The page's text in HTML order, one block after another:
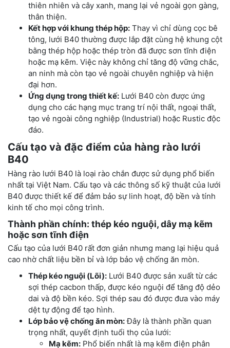
thiên nhiên và cây xanh, mang lại vẻ ngoài gọn gàng,
thân thiện.
Kết hợp với khung thép hộp: Thay vì chỉ dùng cọc bê
tông, lưới B40 thường được lắp đặt cùng hệ khung cột
bằng thép hộp hoặc thép tròn đã được sơn tĩnh điện
hoặc mạ kẽm. Việc này không chỉ tăng độ vững chắc,
an ninh mà còn tạo vẻ ngoài chuyên nghiệp và hiện
đại hơn.
Ứng dụng trong thiết kế: Lưới B40 còn được ứng
dụng cho các hạng mục trang trí nội thất, ngoại thất,
tạo vẻ ngoài công nghiệp (Industrial) hoặc Rustic độc
đáo.
Cấu tạo và đặc điểm của hàng rào lưới
B40
Hàng rào lưới B40 là loại rào chắn được sử dụng phổ biến
nhất tại Việt Nam. Cấu tạo và các thông số kỹ thuật của lưới
B40 được thiết kế để đảm bảo sự linh hoạt, độ bền và tính
kinh tế cho mọi công trình.
Thành phần chính: thép kéo nguội, dây mạ kẽm
hoặc sơn tĩnh điện
Cấu tạo của lưới B40 rất đơn giản nhưng mang lại hiệu quả
cao nhờ chất liệu bền bỉ và lớp bảo vệ chống ăn mòn.
Thép kéo nguội (Lõi): Lưới B40 được sản xuất từ các
sợi thép cacbon thấp, được kéo nguội để tăng độ dẻo
dai và độ bền kéo. Sợi thép sau đó được đưa vào máy
dệt tự động để tạo hình.
Lớp bảo vệ chống ăn mòn:Đây là thành phần quan
trọng nhất, quyết định tuổi thọ của lưới:
Mạ kẽm: Phổ biến nhất là mạ kẽm điện phân